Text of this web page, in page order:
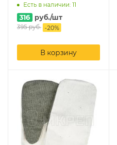
Есть в наличии: 11
316 руб./шт
395руб. -20%
В корзину